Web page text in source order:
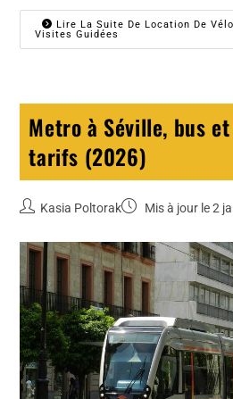
Lire La Suite De Location De
Visites Guidées
Metro à Séville, bus
tarifs (2026)
Kasia Poltorak Mis à jour le 2